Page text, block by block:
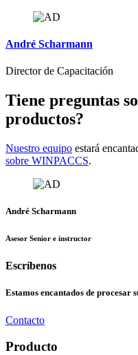
André Scharmann
Director de Capacitación
Tiene preguntas
productos?
Nuestro equipo estará
sobre WINPACCS.
André Scharmann
Asesor Senior e instructor
Escríbenos
Estamos encantados de procesar
Contacto
Producto